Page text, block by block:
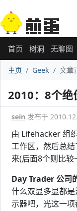
首页 树洞 无聊图
主页 Geek 文章
2010：8个绝
sein 发布于
由 Lifehacker 组
工作区，然后总结
来(后面8个则比较
Day Trader 公司
什么双显多显都
示器吧，光这一项